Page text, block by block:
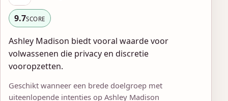
9.7SCORE
Ashley Madison biedt vooral waarde voor
volwassenen die privacy en discretie
vooropzetten.
Geschikt wanneer een brede doelgroep met
uiteenlopende intenties op Ashley Madison